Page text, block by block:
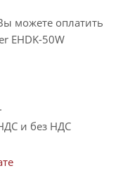
можете оплатить
EHDK-50W
и без НДС